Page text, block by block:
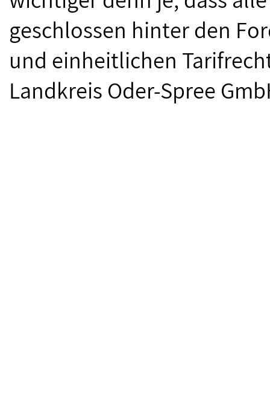
geschlossen hinter den
und einheitlichen
Landkreis Oder-Spree